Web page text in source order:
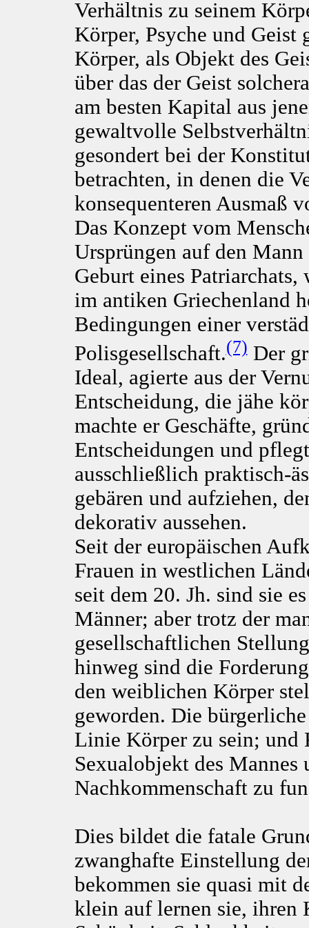
Verhältnis zu seinem
Körper, Psyche und Geist
Körper, als Objekt des
über das der Geist
am besten Kapital aus
gewaltvolle
gesondert bei der
betrachten, in denen die
konsequenteren Ausmaß
Das Konzept vom
Ursprüngen auf den
Geburt eines Patriarchats,
im antiken Griechenland
Bedingungen einer
Polisgesellschaft.(7)Der
Ideal, agierte aus der
Entscheidung, die jähe
machte er Geschäfte,
Entscheidungen und
ausschließlich praktisch-
gebären und aufziehen,
dekorativ aussehen.
Seit der europäischen
Frauen in westlichen
seit dem 20. Jh. sind sie
Männer; aber trotz der
gesellschaftlichen
hinweg sind die
den weiblichen Körper
geworden. Die
Linie Körper zu sein; und
Sexualobjekt des Mannes
Nachkommenschaft zu
Dies bildet die fatale
zwanghafte Einstellung
bekommen sie quasi mit
klein auf lernen sie, ihren